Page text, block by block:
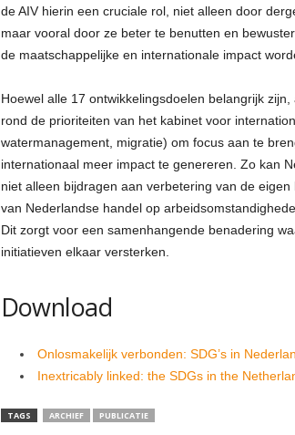
de AIV hierin een cruciale rol, niet alleen door
maar vooral door ze beter te benutten en
de maatschappelijke en internationale impact
Hoewel alle 17 ontwikkelingsdoelen belangrijk
rond de prioriteiten van het kabinet voor
watermanagement, migratie) om focus aan te
internationaal meer impact te genereren. Zo kan
niet alleen bijdragen aan verbetering van de
van Nederlandse handel op
Dit zorgt voor een samenhangende benadering
initiatieven elkaar versterken.
Download
Onlosmakelijk verbonden: SDG’s in
Inextricably linked: the SDGs in the
TAGS ARCHIEF PUBLICATIE